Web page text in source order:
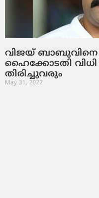
വിജയ് ബാബുവിനെ
ഹൈക്കോടതി
തിരിച്ചുവരും
May 31, 2022